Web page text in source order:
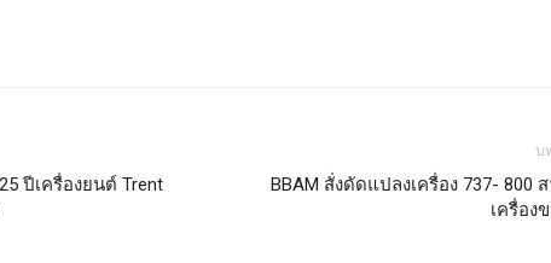
ปีเครื่องยนต์ Trent
บ
BBAM สั่งดัดแปลงเครื่อง 737- 800
เครื่อง